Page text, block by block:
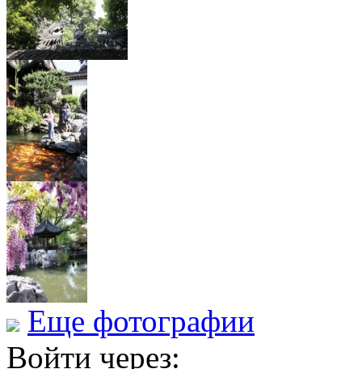
Еще фотографии
Войти через: